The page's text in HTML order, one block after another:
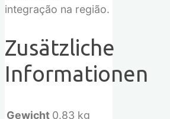
integração na região.
Zusätzliche
Informationen
Gewicht 0.83 kg